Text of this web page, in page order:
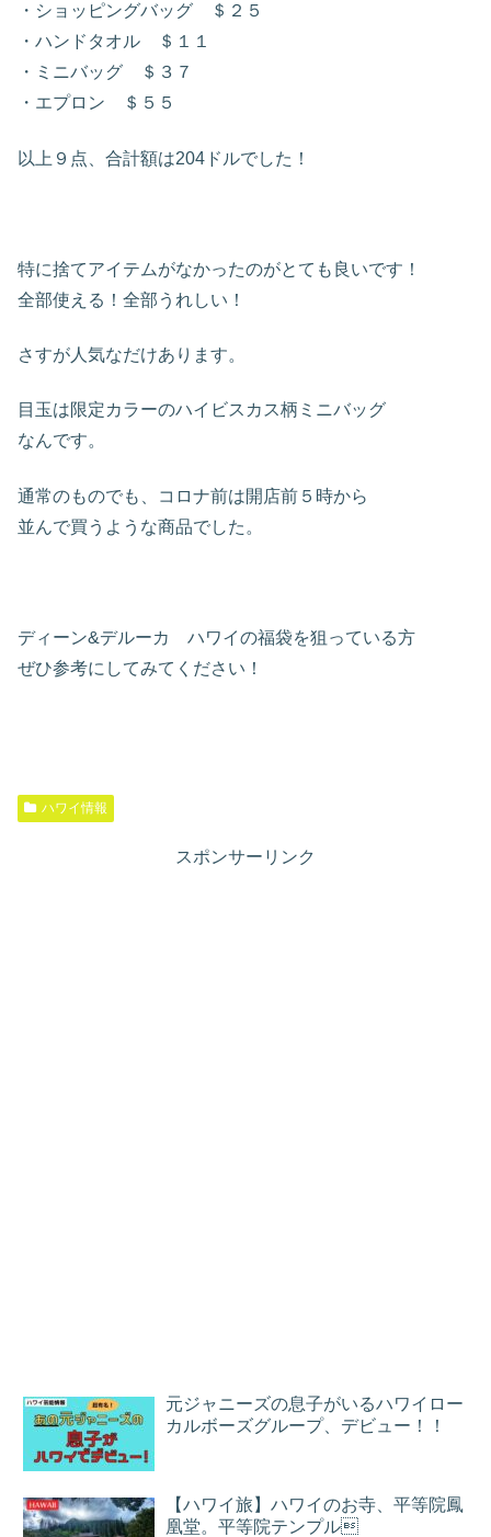
・ショッピングバッグ ＄２５
・ハンドタオル ＄１１
・ミニバッグ ＄３７
・エプロン ＄５５
以上９点、合計額は204ドルでした！
特に捨てアイテムがなかったのがとても良いです！
全部使える！全部うれしい！
さすが人気なだけあります。
目玉は限定カラーのハイビスカス柄ミニバッグ
なんです。
通常のものでも、コロナ前は開店前５時から
並んで買うような商品でした。
ディーン&デルーカ ハワイの福袋を狙っている方
ぜひ参考にしてみてください！
ハワイ情報
スポンサーリンク
元ジャニーズの息子がいるハワイロー
カルボーズグループ、デビュー！！
【ハワイ旅】ハワイのお寺、平等院鳳
凰堂。平等院テンプル